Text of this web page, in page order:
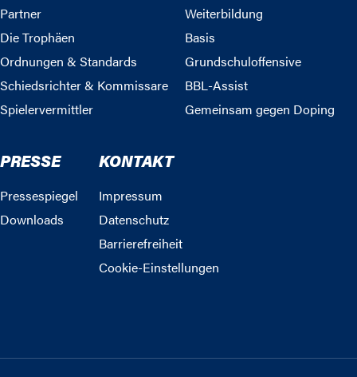
Partner
Die Trophäen
Ordnungen & Standards
Schiedsrichter & Kommissare
Spielervermittler
Weiterbildung
Basis
Grundschuloffensive
BBL-Assist
Gemeinsam gegen Doping
PRESSE
Pressespiegel
Downloads
KONTAKT
Impressum
Datenschutz
Barrierefreiheit
Cookie-Einstellungen